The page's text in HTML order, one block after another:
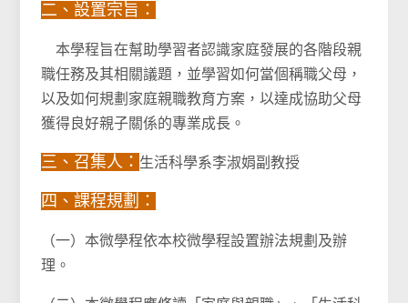
二、設置宗旨：
本學程旨在幫助學習者認識家庭發展的各階段親
職任務及其相關議題，並學習如何當個稱職父母，
以及如何規劃家庭親職教育方案，以達成協助父母
獲得良好親子關係的專業成長。
三、召集人： 生活科學系李淑娟副教授
四、課程規劃：
（一）本微學程依本校微學程設置辦法規劃及辦
理。